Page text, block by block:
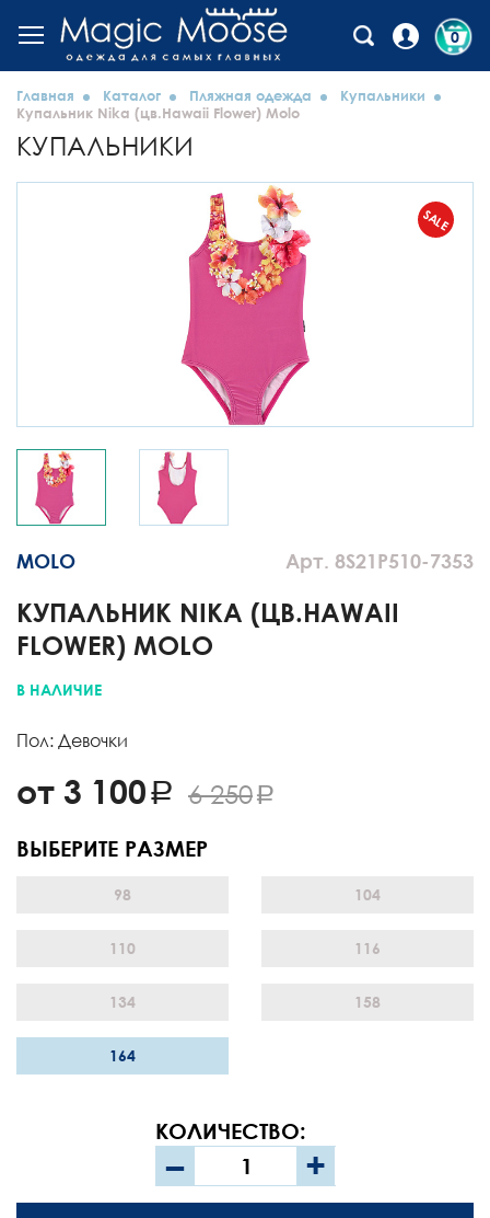
0
Главная Каталог Пляжная одежда
Купальники
Купальник Nika (цв.Hawaii Flower) Molo
КУПАЛЬНИКИ
SALE
Арт. 8S21P510-7353
MOLO
КУПАЛЬНИК NIKA (ЦВ.HAWAII
FLOWER) MOLO
В НАЛИЧИЕ
Пол: Девочки
от 3 100 6 250
ВЫБЕРИТЕ РАЗМЕР
98 104
110 116
134 158
164
КОЛИЧЕСТВО:
– +